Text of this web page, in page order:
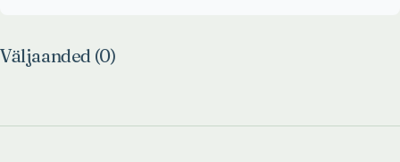
Väljaanded (0)